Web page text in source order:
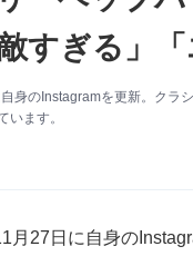
すぎる」
身のInstagramを更新。クラ
います。
月27日に自身の